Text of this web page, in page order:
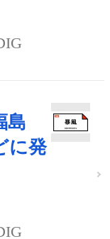
島
に発